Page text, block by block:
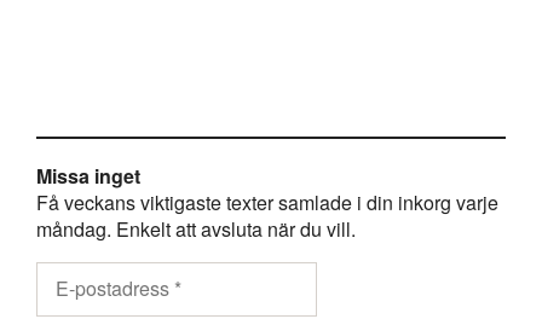
Missa inget
Få veckans viktigaste texter samlade i din inkorg varje
måndag. Enkelt att avsluta när du vill.